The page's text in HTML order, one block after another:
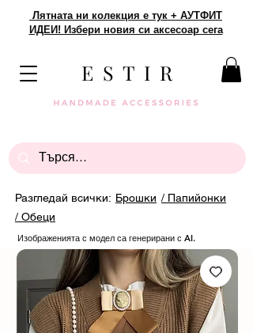
Лятната ни колекция е тук + АУТФИТ
ИДЕИ! Избери новия си аксесоар сега
E S T I R
Разгледай всички: Брошки / Папийонки
/ Обеци
Изображенията с модел са генерирани с AI.